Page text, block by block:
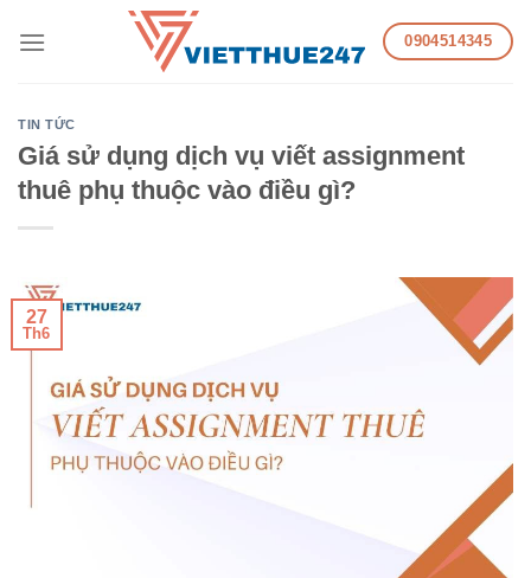
0904514345
TIN TỨC
Giá sử dụng dịch vụ viết assignment
thuê phụ thuộc vào điều gì?
27
Th6